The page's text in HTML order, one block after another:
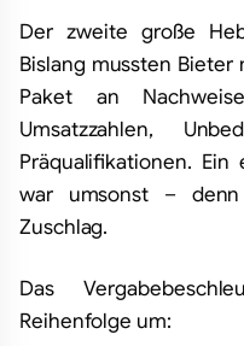
Der zweite große
Bislang mussten
Paket an
Umsatzzahlen,
Präqualifikationen.
war umsonst –
Zuschlag.
Das
Reihenfolge um: